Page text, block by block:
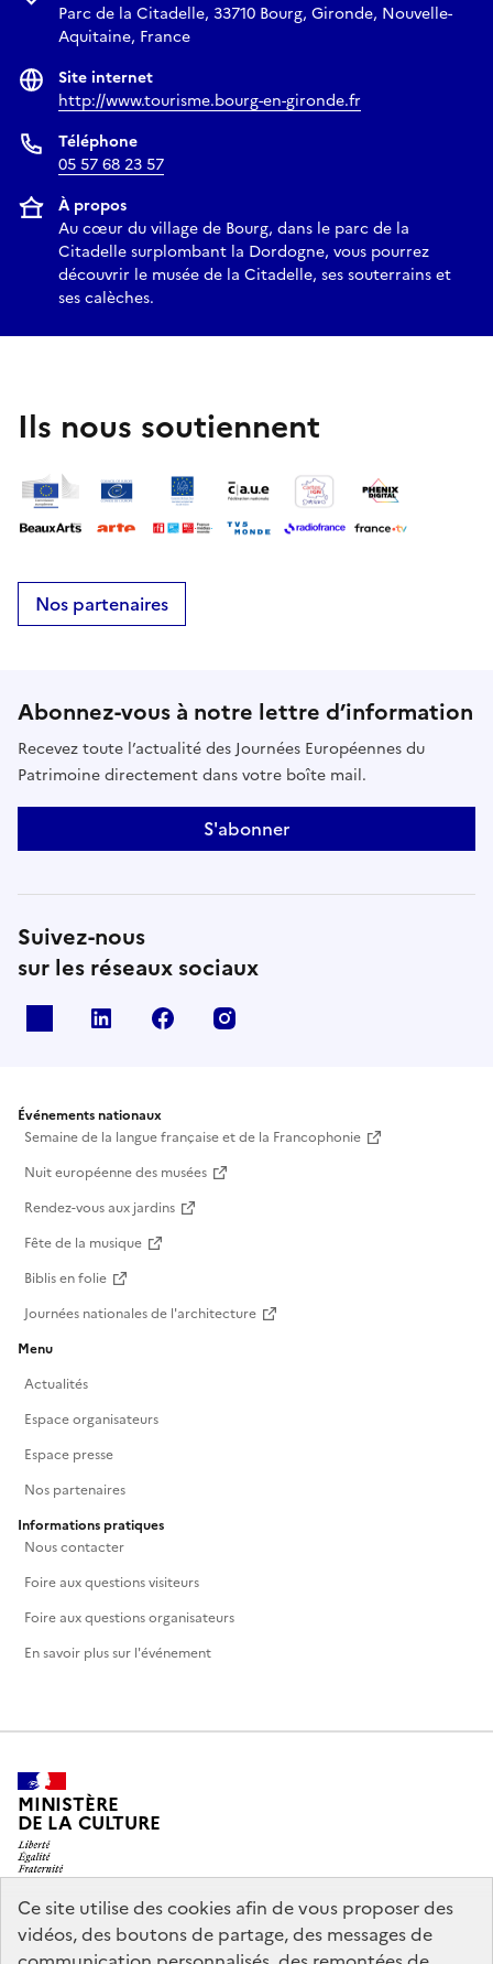
Ce site utilise des cookies afin de vous proposer des
vidéos, des boutons de partage, des messages de
Parc de la Citadelle, 33710 Bourg, Gironde, Nouvelle-
Aquitaine, France
Site internet
http://www.tourisme.bourg-en-gironde.fr
Téléphone
05 57 68 23 57
À propos
Au cœur du village de Bourg, dans le parc de la
Citadelle surplombant la Dordogne, vous pourrez
découvrir le musée de la Citadelle, ses souterrains et
ses calèches.
Ils nous soutiennent
Nos partenaires
Abonnez-vous à notre lettre d’information
Recevez toute l’actualité des Journées Européennes du
Patrimoine directement dans votre boîte mail.
S'abonner
Suivez-nous
sur les réseaux sociaux
Linkedin Facebook
Événements nationaux
Semaine de la langue française et de la Francophonie
Nuit européenne des musées
Rendez-vous aux jardins
Fête de la musique
Biblis en folie
Journées nationales de l'architecture
Menu
Actualités
Espace organisateurs
Espace presse
Nos partenaires
Informations pratiques
Nous contacter
Foire aux questions visiteurs
Foire aux questions organisateurs
En savoir plus sur l'événement
MINISTÈRE
DE LA CULTURE
legifrance.gouv.fr info.gouv.fr